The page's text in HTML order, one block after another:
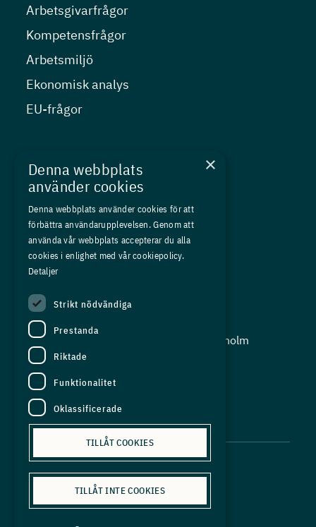
Arbetsgivarfrågor
Kompetensfrågor
Arbetsmiljö
Ekonomisk analys
EU-frågor
Kurser
Medlemskap
Om oss
Press
In English
Adress:
Storgatan 19, Box 5501, 114 85 Stockholm
Organisationsnummer:
556625 - 8389
E-post:
info@industriarbetsgivarna.se
×
Denna webbplats
använder cookies
Denna webbplats använder cookies för att
förbättra användarupplevelsen. Genom att
använda vår webbplats accepterar du alla
cookies i enlighet med vår cookiepolicy.
Detaljer
Strikt nödvändiga
Prestanda
Riktade
Funktionalitet
Oklassificerade
TILLÅT COOKIES
TILLÅT INTE COOKIES